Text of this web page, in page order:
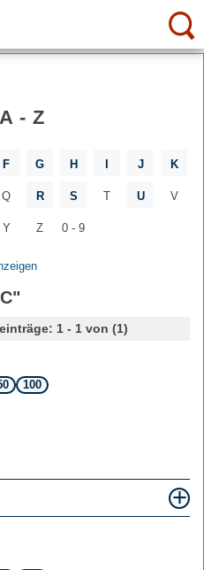
- Z
F G H J K
Q R S T U V
Y Z 0 - 9
1 - 1 von (1)
100